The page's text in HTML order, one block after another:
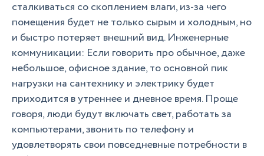
сталкиваться со скоплением влаги, из-за чего
помещения будет не только сырым и холодным, но
и быстро потеряет внешний вид. Инженерные
коммуникации: Если говорить про обычное, даже
небольшое, офисное здание, то основной пик
нагрузки на сантехнику и электрику будет
приходится в утреннее и дневное время. Проще
говоря, люди будут включать свет, работать за
компьютерами, звонить по телефону и
удовлетворять свои повседневные потребности в